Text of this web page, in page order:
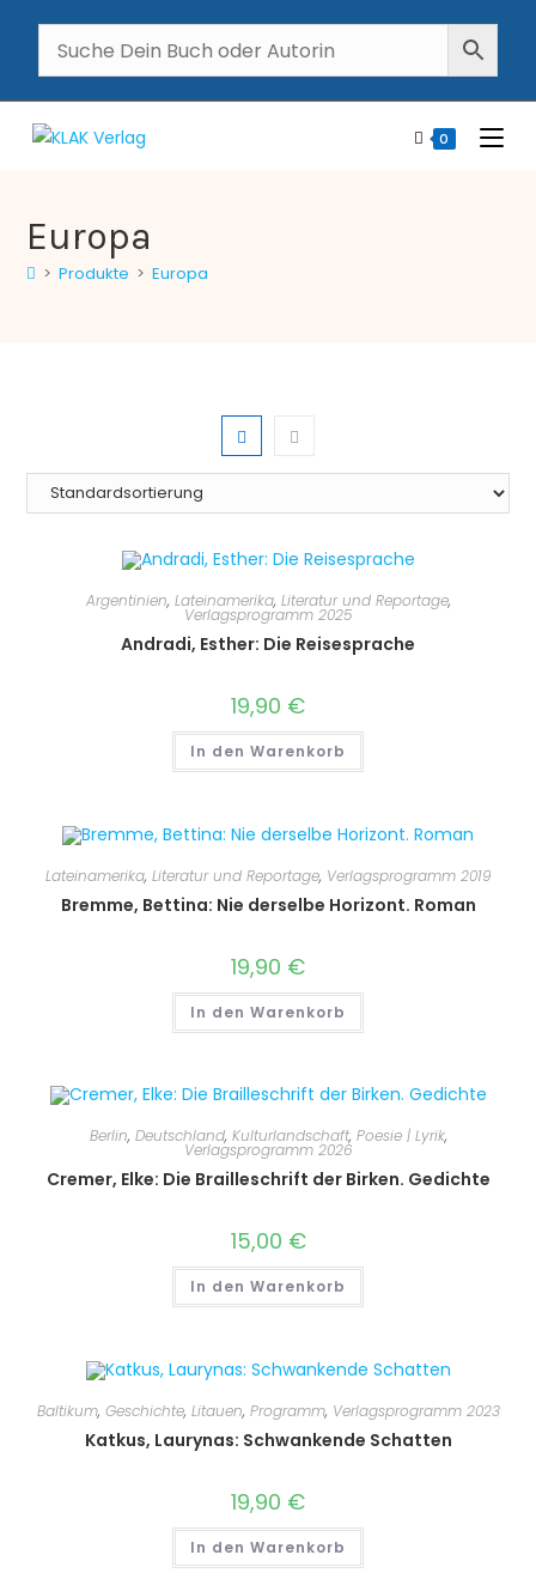
0
Europa
> Produkte > Europa
Argentinien, Lateinamerika, Literatur und Reportage,
Verlagsprogramm 2025
Andradi, Esther: Die Reisesprache
19,90 €
In den Warenkorb
Lateinamerika, Literatur und Reportage, Verlagsprogramm 2019
Bremme, Bettina: Nie derselbe Horizont. Roman
19,90 €
In den Warenkorb
Berlin, Deutschland, Kulturlandschaft, Poesie | Lyrik,
Verlagsprogramm 2026
Cremer, Elke: Die Brailleschrift der Birken. Gedichte
15,00 €
In den Warenkorb
Baltikum, Geschichte, Litauen, Programm, Verlagsprogramm 2023
Katkus, Laurynas: Schwankende Schatten
19,90 €
In den Warenkorb